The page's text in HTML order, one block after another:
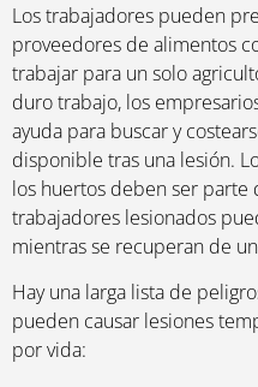
Los trabajadores pueden
proveedores de alimentos
trabajar para un solo
duro trabajo, los
ayuda para buscar y
disponible tras una lesión.
los huertos deben ser parte
trabajadores lesionados
mientras se recuperan de
Hay una larga lista de
pueden causar lesiones
por vida: